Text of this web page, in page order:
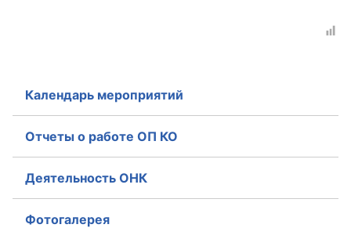
Комиссии
Экспертный совет ОП КО
Совет ОП КО
Календарь мероприятий
Отчеты о работе ОП КО
Деятельность ОНК
Фотогалерея